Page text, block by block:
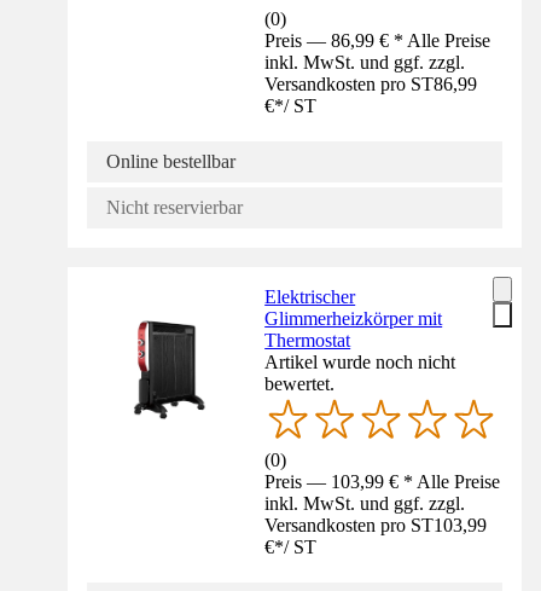
(0)
Preis — 86,99 € * Alle Preise
inkl. MwSt. und ggf. zzgl.
Versandkosten pro ST86,99
€*/ ST
Online bestellbar
Nicht reservierbar
Elektrischer
Glimmerheizkörper mit
Thermostat
Artikel wurde noch nicht
bewertet.
(0)
Preis — 103,99 € * Alle Preise
inkl. MwSt. und ggf. zzgl.
Versandkosten pro ST103,99
€*/ ST